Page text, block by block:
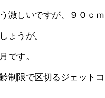
激しいですが、９０ｃｍ
ょうが。
です。
制限で区切るジェット